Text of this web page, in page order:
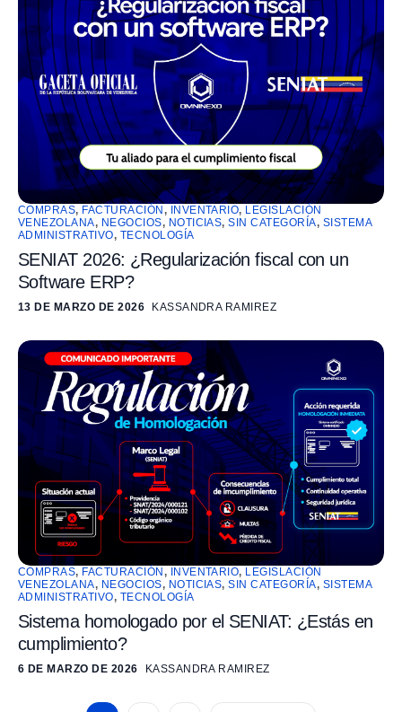
COMPRAS, FACTURACIÓN, INVENTARIO, LEGISLACIÓN
VENEZOLANA, NEGOCIOS, NOTICIAS,SIN CATEGORÍA, SISTEMA
ADMINISTRATIVO, TECNOLOGÍA
SENIAT 2026: ¿Regularización fiscal con un
Software ERP?
13 DE MARZO DE 2026 KASSANDRA RAMIREZ
COMPRAS, FACTURACIÓN , INVENTARIO, LEGISLACIÓN
VENEZOLANA, NEGOCIOS, NOTICIAS,SIN CATEGORÍA, SISTEMA
ADMINISTRATIVO, TECNOLOGÍA
Sistema homologado por el SENIAT: ¿Estás en
cumplimiento?
6 DE MARZO DE 2026 KASSANDRA RAMIREZ